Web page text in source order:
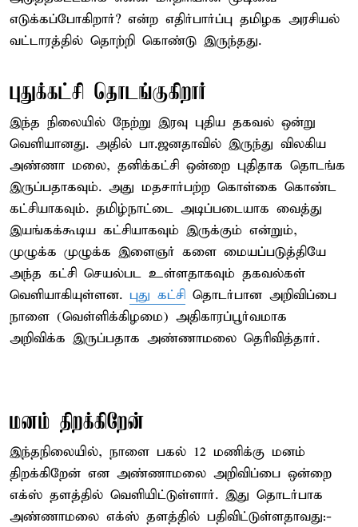
எடுக்கப்போகிறார்? என்ற எதிர்பார்ப்பு தமிழக அரசியல்
வட்டாரத்தில் தொற்றி கொண்டு இருந்தது.
புதுக்கட்சி தொடங்குகிறார்
இந்த நிலையில் நேற்று இரவு புதிய தகவல் ஒன்று
வெளியானது. அதில் பா.ஜனதாவில் இருந்து விலகிய
அண்ணா மலை, தனிக்கட்சி ஒன்றை புதிதாக தொடங்க
இருப்பதாகவும். அது மதசார்பற்ற கொள்கை கொண்ட
கட்சியாகவும். தமிழ்நாட்டை அடிப்படையாக வைத்து
இயங்கக்கூடிய கட்சியாகவும் இருக்கும் என்றும்,
முழுக்க முழுக்க இளைஞர் களை மையப்படுத்தியே
அந்த கட்சி செயல்பட உள்ளதாகவும் தகவல்கள்
வெளியாகியுள்ளன. புது கட்சி தொடர்பான அறிவிப்பை
நாளை (வெள்ளிக்கிழமை) அதிகாரப்பூர்வமாக
அறிவிக்க இருப்பதாக அண்ணாமலை தெரிவித்தார்.
மனம் திறக்கிறேன்
இந்தநிலையில், நாளை பகல் 12 மணிக்கு மனம்
திறக்கிறேன் என அண்ணாமலை அறிவிப்பை ஒன்றை
எக்ஸ் தளத்தில் வெளியிட்டுள்ளார். இது தொடர்பாக
அண்ணாமலை எக்ஸ் தளத்தில் பதிவிட்டுள்ளதாவது:-